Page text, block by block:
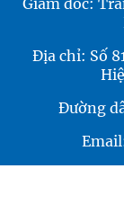
Giám đốc:
Địa chỉ: Số
Đường